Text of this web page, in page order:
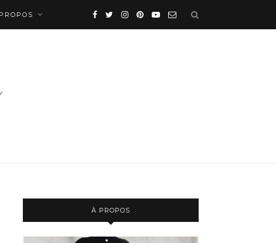
À PROPOS